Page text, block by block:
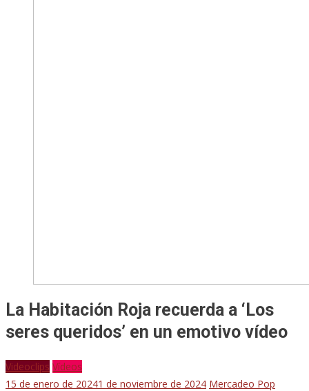
La Habitación Roja recuerda a ‘Los
seres queridos’ en un emotivo vídeo
Videoclips Vídeos
15 de enero de 20241 de noviembre de 2024 Mercadeo Pop